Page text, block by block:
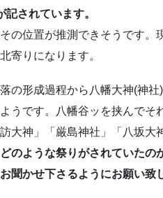
されています。
の位置が推測できそうです。
寄りになります。
の形成過程から八幡大神(神社
うです。八幡谷ッを挟んでそ
大神」「厳島神社」「八坂大
のような祭りがされていたの
聞かせ下さるようにお願い致